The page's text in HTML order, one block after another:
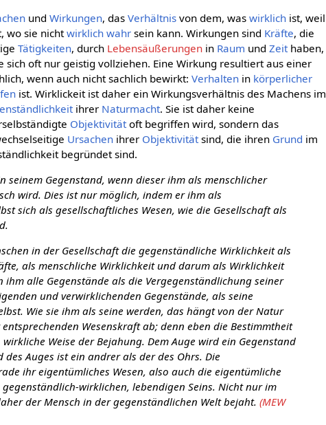
undWirkungen, dasVerhältnis von dem, waswirklich ist, weil
wo sie nichtwirklich wahr sein kann. Wirkungen sind Kräfte, die
Tätigkeiten, durch Lebensäußerungen in Raum undZeit haben,
sich oft nur geistig vollziehen. Eine Wirkung resultiert aus einer
wenn auch nicht sachlich bewirkt:Verhalten in körperlicher
ist. Wirklickeit ist daher ein Wirkungsverhältnis des Machens im
ihrer Naturmacht. Sie ist daher keine
Objektivität oft begriffen wird, sondern das
Ursachen ihrer Objektivität sind, die ihren Grund im
begründet sind.
seinem Gegenstand, wenn dieser ihm als menschlicher
wird. Dies ist nur möglich, indem er ihm als
sich als gesellschaftliches Wesen, wie die Gesellschaft als
in der Gesellschaft die gegenständliche Wirklichkeit als
als menschliche Wirklichkeit und darum als Wirklichkeit
alle Gegenstände als die Vergegenständlichung seiner
und verwirklichenden Gegenstände, als seine
Wie sie ihm als seine werden, das hängt von der Natur
Wesenskraft ab; denn eben die Bestimmtheit
Weise der Bejahung. Dem Auge wird ein Gegenstand
Auges ist ein andrer als der des Ohrs. Die
ihr eigentümliches Wesen, also auch die eigentümliche
wirklichen, lebendigen Seins. Nicht nur im
der Mensch in der gegenständlichen Welt bejaht.(MEW